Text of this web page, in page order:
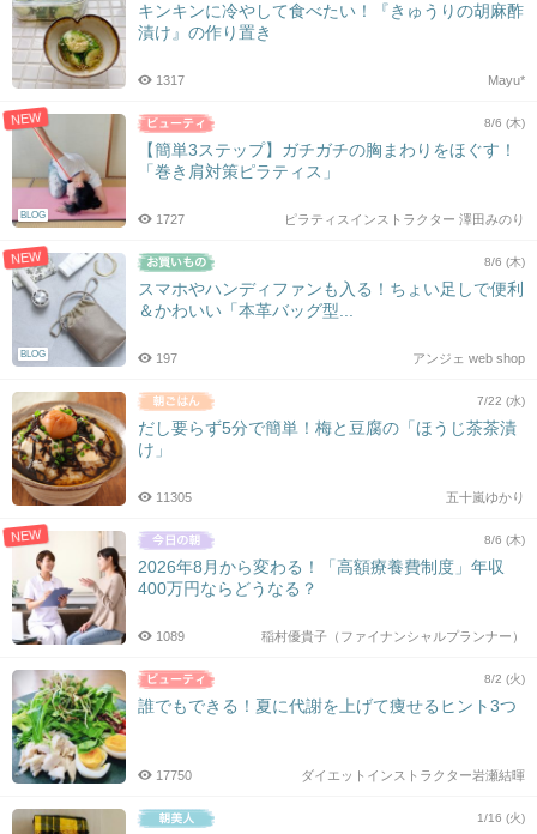
キンキンに冷やして食べたい！『きゅうりの胡麻酢
漬け』の作り置き
Mayu*
1317
NEW
BLOG
8/6 (木)
【簡単3ステップ】ガチガチの胸まわりをほぐす！
「巻き肩対策ピラティス」
ピラティスインストラクター 澤田みのり
1727
NEW
BLOG
8/6 (木)
スマホやハンディファンも入る！ちょい足しで便利
＆かわいい「本革バッグ型...
アンジェ web shop
197
7/22 (水)
だし要らず5分で簡単！梅と豆腐の「ほうじ茶茶漬
け」
五十嵐ゆかり
11305
NEW 8/6 (木)
2026年8月から変わる！「高額療養費制度」年収
400万円ならどうなる？
稲村優貴子（ファイナンシャルプランナー）
1089
8/2 (火)
誰でもできる！夏に代謝を上げて痩せるヒント3つ
ダイエットインストラクター岩瀬結暉
17750
1/16 (火)